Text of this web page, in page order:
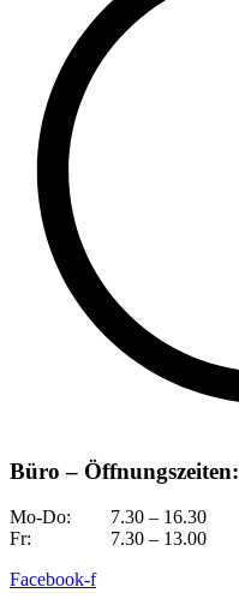
Büro – Öffnungszeiten:
Mo-Do:
7.30 – 16.30
Fr:
7.30 – 13.00
Facebook-f